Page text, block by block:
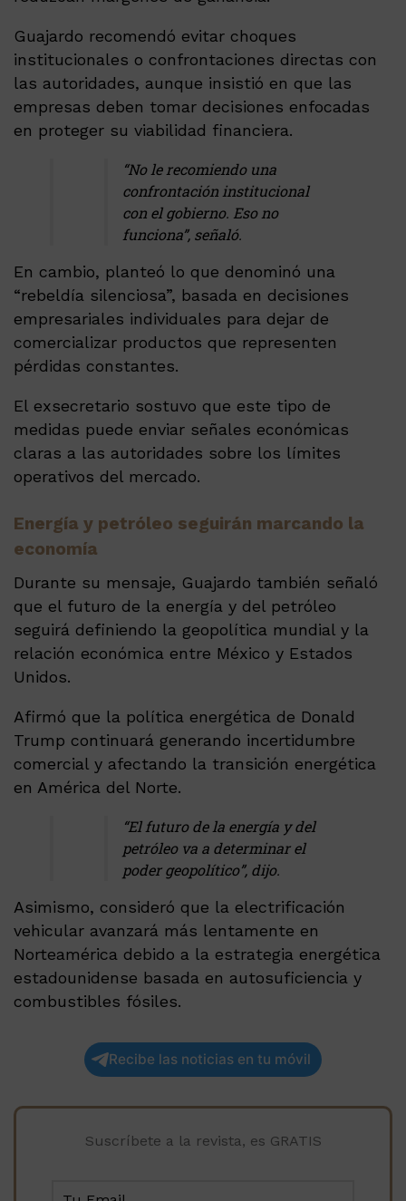
Guajardo recomendó evitar choques
institucionales o confrontaciones directas con
las autoridades, aunque insistió en que las
empresas deben tomar decisiones enfocadas
en proteger su viabilidad financiera.
“No le recomiendo una
confrontación institucional
con el gobierno. Eso no
funciona”, señaló.
En cambio, planteó lo que denominó una
“rebeldía silenciosa”, basada en decisiones
empresariales individuales para dejar de
comercializar productos que representen
pérdidas constantes.
El exsecretario sostuvo que este tipo de
medidas puede enviar señales económicas
claras a las autoridades sobre los límites
operativos del mercado.
Energía y petróleo seguirán marcando la
economía
Durante su mensaje, Guajardo también señaló
que el futuro de la energía y del petróleo
seguirá definiendo la geopolítica mundial y la
relación económica entre México y Estados
Unidos.
Afirmó que la política energética de Donald
Trump continuará generando incertidumbre
comercial y afectando la transición energética
en América del Norte.
“El futuro de la energía y del
petróleo va a determinar el
poder geopolítico”, dijo.
Asimismo, consideró que la electrificación
vehicular avanzará más lentamente en
Norteamérica debido a la estrategia energética
estadounidense basada en autosuficiencia y
combustibles fósiles.
Recibe las noticias en tu móvil
Suscríbete a la revista, es GRATIS